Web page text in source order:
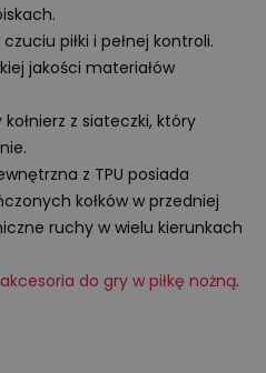
piłki i pełnej kontroli.
jakości materiałów
z siateczki, który
z TPU posiada
kołków w przedniej
ruchy w wielu kierunkach
akcesoria do gry w piłkę nożną.